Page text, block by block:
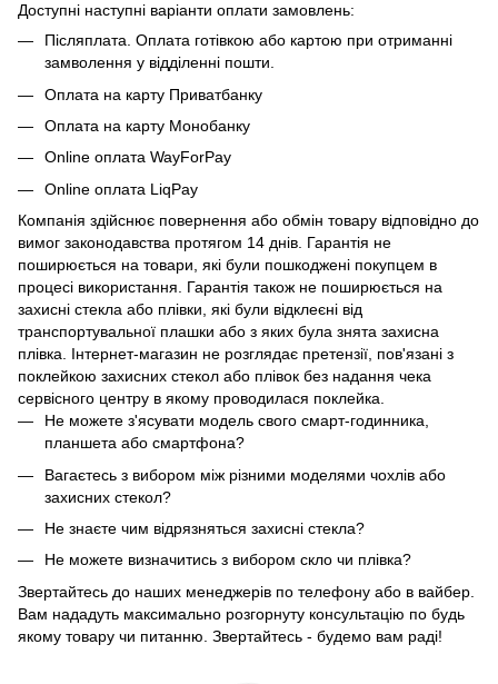
Доступні наступні варіанти оплати замовлень:
Післяплата. Оплата готівкою або картою при отриманні
замволення у відділенні пошти.
Оплата на карту Приватбанку
Оплата на карту Монобанку
Online оплата WayForPay
Online оплата LiqPay
Компанія здійснює повернення або обмін товару відповідно до
вимог законодавства протягом 14 днів. Гарантія не
поширюється на товари, які були пошкоджені покупцем в
процесі використання. Гарантія також не поширюється на
захисні стекла або плівки, які були відклеєні від
транспортувальної плашки або з яких була знята захисна
плівка. Інтернет-магазин не розглядає претензії, пов'язані з
поклейкою захисних стекол або плівок без надання чека
сервісного центру в якому проводилася поклейка.
Не можете з'ясувати модель свого смарт-годинника,
планшета або смартфона?
Вагаєтесь з вибором між різними моделями чохлів або
захисних стекол?
Не знаєте чим відрязняться захисні стекла?
Не можете визначитись з вибором скло чи плівка?
Звертайтесь до наших менеджерів по телефону або в вайбер.
Вам нададуть максимально розгорнуту консультацію по будь
якому товару чи питанню. Звертайтесь - будемо вам раді!